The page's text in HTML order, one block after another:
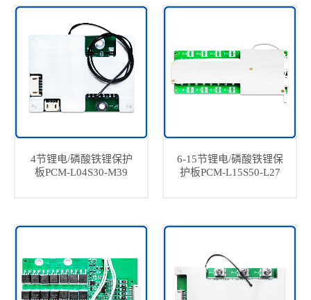
4节锂电/磷酸铁锂保护
板PCM-L04S30-M39
6-15节锂电/磷酸铁锂保
护板PCM-L15S50-L27